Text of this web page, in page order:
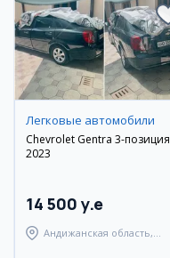
Легковые автомобили
Chevrolet Gentra 3-позиция
2023
14 500 y.e
Андижанская область,